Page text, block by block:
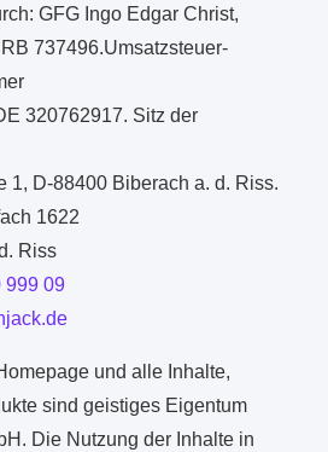
GFG Ingo Edgar Christ,
737496.Umsatzsteuer-
320762917. Sitz der
1, D-88400 Biberach a. d. Riss.
1622
Riss
999 09
und alle Inhalte,
sind geistiges Eigentum
Die Nutzung der Inhalte in